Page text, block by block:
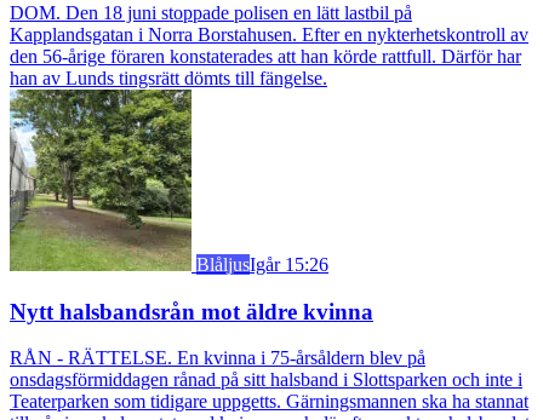
DOM. Den 18 juni stoppade polisen en lätt lastbil på
Kapplandsgatan i Norra Borstahusen. Efter en nykterhetskontroll av
den 56-årige föraren konstaterades att han körde rattfull. Därför har
han av Lunds tingsrätt dömts till fängelse.
BlåljusIgår 15:26
Nytt halsbandsrån mot äldre kvinna
RÅN - RÄTTELSE. En kvinna i 75-årsåldern blev på
onsdagsförmiddagen rånad på sitt halsband i Slottsparken och inte i
Teaterparken som tidigare uppgetts. Gärningsmannen ska ha stannat